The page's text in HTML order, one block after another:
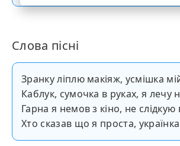
Слова пісні
Зранку ліплю макіяж, усмішка
Каблук, сумочка в руках, я лечу
Гарна я немов з кіно, не слідкую
Хто сказав що я проста,